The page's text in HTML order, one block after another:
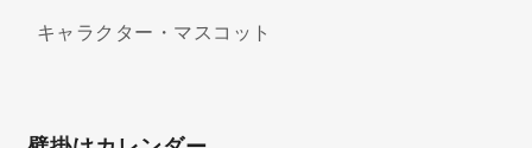
キャラクター・マスコット